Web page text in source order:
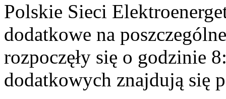
Polskie Sieci
dodatkowe na
rozpoczęły się o godzinie
dodatkowych znajdują się